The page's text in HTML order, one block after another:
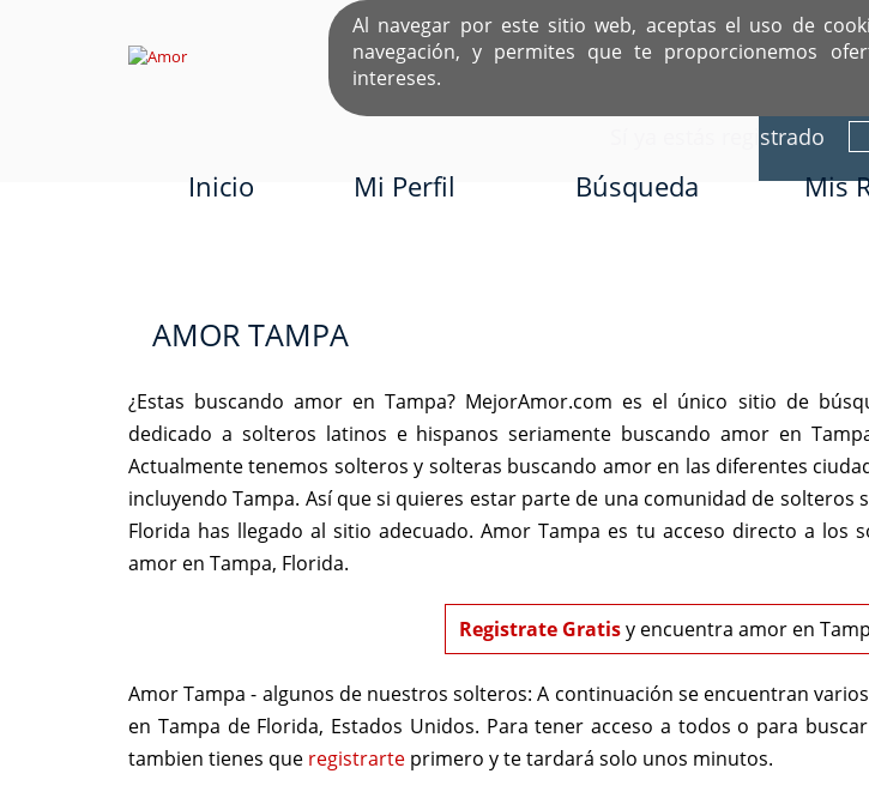
Al navegar por este sitio web, aceptas el uso de
navegación, y permites que te proporcionemos
intereses.EL ÚNICO SITIO DEDICADO A SOLTEROS
Sí ya estás registrado
Inicio Mi Perfil Búsqueda Mis
AMOR TAMPA
¿Estas buscando amor en Tampa? MejorAmor.com es el único sitio de
dedicado a solteros latinos e hispanos seriamente buscando amor en
Actualmente tenemos solteros y solteras buscando amor en las diferentes
incluyendo Tampa. Así que si quieres estar parte de una comunidad de solteros
Florida has llegado al sitio adecuado. Amor Tampa es tu acceso directo a los
amor en Tampa, Florida.
Registrate Gratisy encuentra amor en
Amor Tampa - algunos de nuestros solteros: A continuación se encuentran
en Tampa de Florida, Estados Unidos. Para tener acceso a todos o para
tambien tienes que registrarte primero y te tardará solo unos minutos.